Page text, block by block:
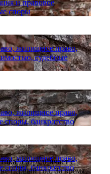
и правовое
споры
жилищное право,
судебные
жилищное право,
споры, банкротство
жилищное право,
споры, банкротство
сотрудничает с
первый год. За время